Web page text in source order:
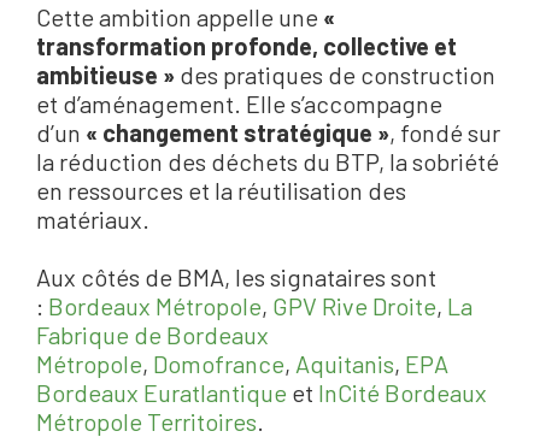
Cette ambition appelle une «
transformation profonde, collective et
ambitieuse » des pratiques de construction
et d’aménagement. Elle s’accompagne
d’un « changement stratégique », fondé sur
la réduction des déchets du BTP, la sobriété
en ressources et la réutilisation des
matériaux.
Aux côtés de BMA, les signataires sont
: Bordeaux Métropole, GPV Rive Droite, La
Fabrique de Bordeaux
Métropole, Domofrance, Aquitanis, EPA
Bordeaux Euratlantique et InCité Bordeaux
Métropole Territoires